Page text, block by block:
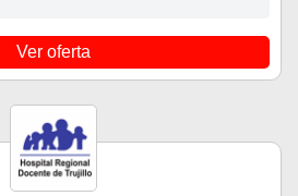
Ver oferta